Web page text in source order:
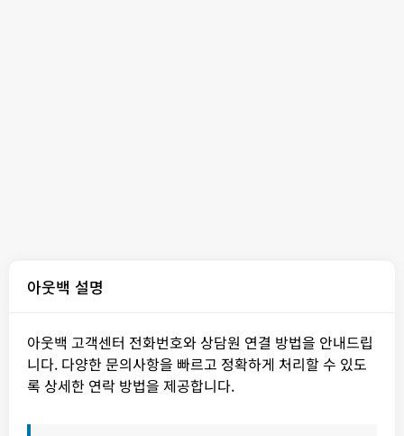
아웃백 설명
아웃백 고객센터 전화번호와 상담원 연결 방법을 안내드립
니다. 다양한 문의사항을 빠르고 정확하게 처리할 수 있도
록 상세한 연락 방법을 제공합니다.